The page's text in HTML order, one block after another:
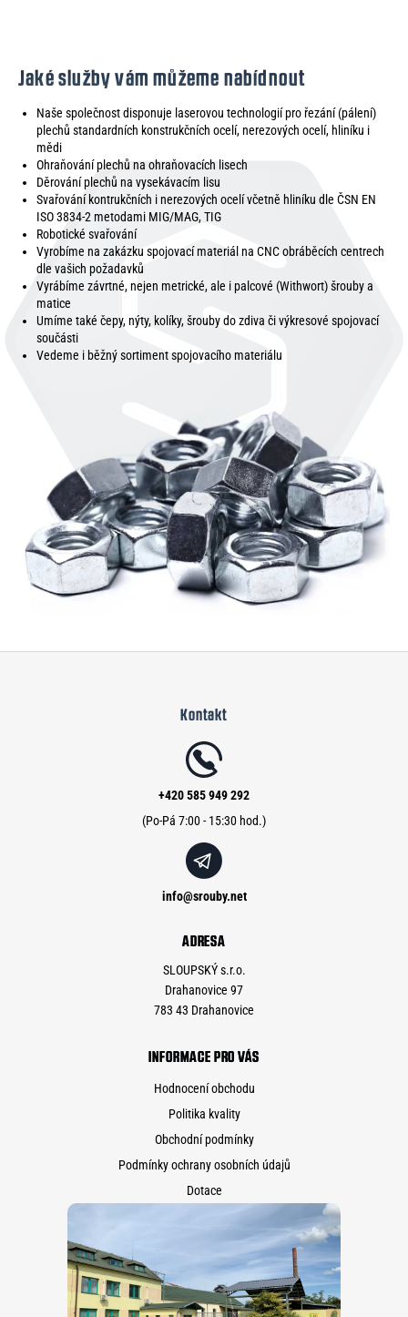
Jaké služby vám můžeme nabídnout
Naše společnost disponuje laserovou technologií pro řezání (pálení)
plechů standardních konstrukčních ocelí, nerezových ocelí, hliníku i
mědi
Ohraňování plechů na ohraňovacích lisech
Děrování plechů na vysekávacím lisu
Svařování kontrukčních i nerezových ocelí včetně hliníku dle ČSN EN
ISO 3834-2 metodami MIG/MAG, TIG
Robotické svařování
Vyrobíme na zakázku spojovací materiál na CNC obráběcích centrech
dle vašich požadavků
Vyrábíme závrtné, nejen metrické, ale i palcové (Withwort) šrouby a
matice
Umíme také čepy, nýty, kolíky, šrouby do zdiva či výkresové spojovací
součásti
Vedeme i běžný sortiment spojovacího materiálu
Kontakt
info@srouby.net
+420 585 949 292
ADRESA
SLOUPSKÝ s.r.o.
Drahanovice 97
783 43 Drahanovice
INFORMACE PRO VÁS
Hodnocení obchodu
Politika kvality
Obchodní podmínky
Podmínky ochrany osobních údajů
Dotace